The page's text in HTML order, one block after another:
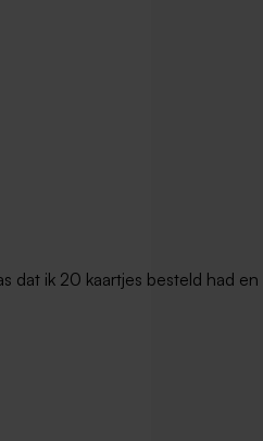
dat ik 20 kaartjes besteld had